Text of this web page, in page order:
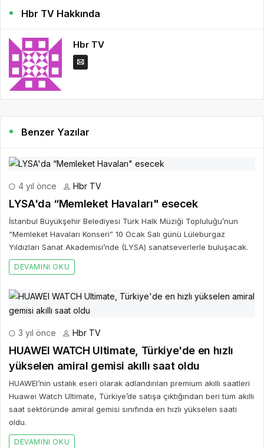
Hbr TV Hakkında
Hbr TV
Benzer Yazılar
4 yıl önce Hbr TV
LYSA'da “Memleket Havaları" esecek
İstanbul Büyükşehir Belediyesi Türk Halk Müziği Topluluğu’nun
“Memleket Havaları Konseri” 10 Ocak Salı günü Lüleburgaz
Yıldızları Sanat Akademisi’nde (LYSA) sanatseverlerle buluşacak.
DEVAMINI OKU
3 yıl önce Hbr TV
HUAWEI WATCH Ultimate, Türkiye'de en hızlı
yükselen amiral gemisi akıllı saat oldu
HUAWEI’nin ustalık eseri olarak adlandırılan premium akıllı saatleri
Huawei Watch Ultimate, Türkiye’de satışa çıktığından beri tüm akıllı
saat sektöründe amiral gemisi sınıfında en hızlı yükselen saati
oldu.
DEVAMINI OKU